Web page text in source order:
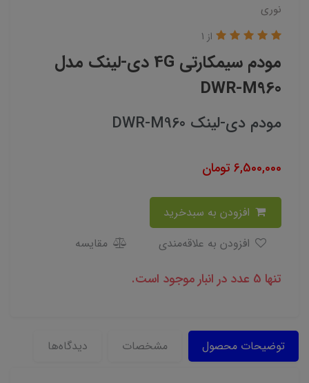
نوری
مودم سیمکارتی 4G دی-لینک مدل
DWR-M960
از 1
مودم دی-لینک DWR-M960
6,500,000 تومان
مقایسه
تنها 5 عدد در انبار موجود است.
توضیحات محصول مشخصات دیدگاه‌ها